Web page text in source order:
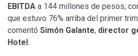
EBITDA a 144 millones de pesos,
que estuvo 76% arriba del primer
comentó Simón Galante, director
Hotel.